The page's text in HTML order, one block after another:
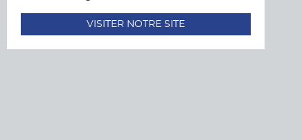
VISITER NOTRE SITE